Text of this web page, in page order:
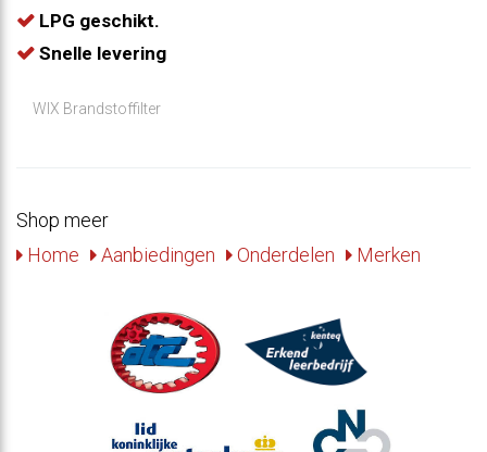
LPG geschikt.
Snelle levering
WIX Brandstoffilter
Shop meer
Home
Aanbiedingen Onderdelen Merken